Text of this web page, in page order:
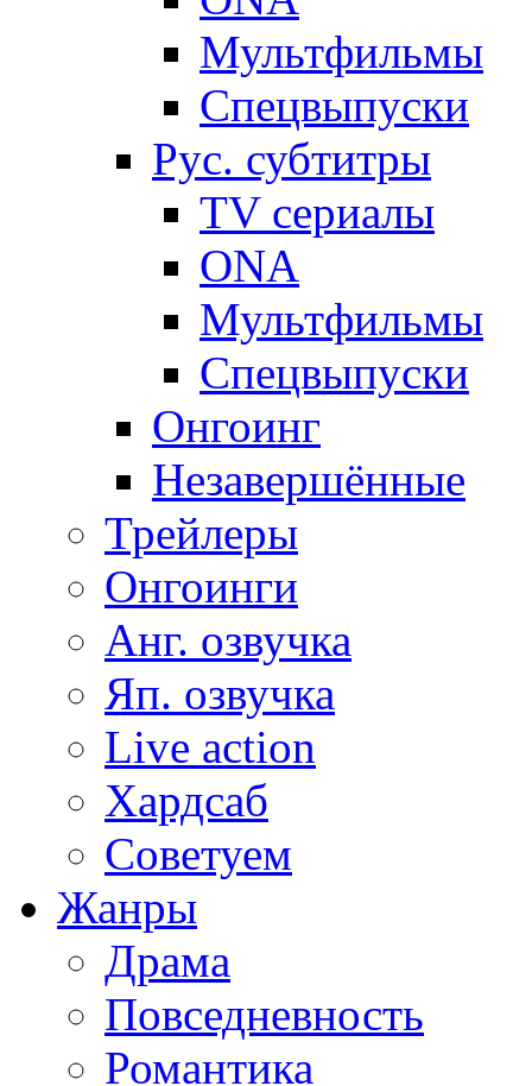
Мультфильмы
Спецвыпуски
Рус. субтитры
TV сериалы
ONA
Мультфильмы
Спецвыпуски
Онгоинг
Незавершённые
Трейлеры
Онгоинги
Анг. озвучка
Яп. озвучка
Live action
Хардсаб
Советуем
Жанры
Драма
Повседневность
Романтика